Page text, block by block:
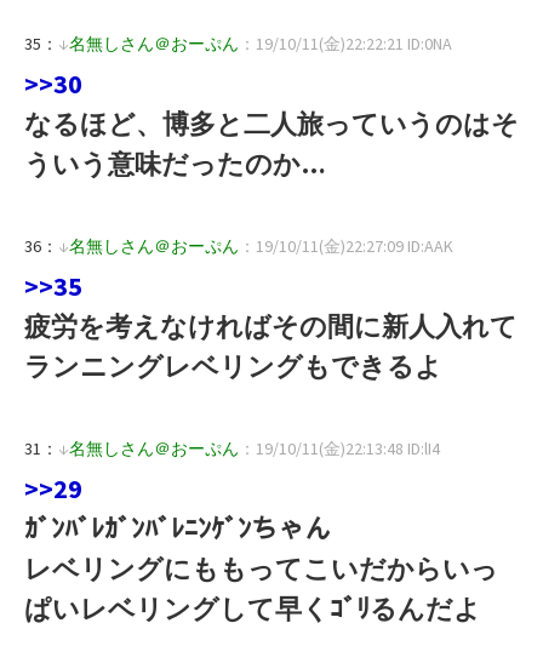
35： ↓名無しさん＠おーぷん ：19/10/11(金)22:22:21 ID:0NA
>>30
なるほど、博多と二人旅っていうのはそ
ういう意味だったのか…
36： ↓名無しさん＠おーぷん ：19/10/11(金)22:27:09 ID:AAK
>>35
疲労を考えなければその間に新人入れて
ランニングレベリングもできるよ
31： ↓名無しさん＠おーぷん ：19/10/11(金)22:13:48 ID:lI4
>>29
ｶﾞﾝﾊﾞﾚｶﾞﾝﾊﾞﾚﾆﾝｹﾞﾝちゃん
レベリングにももってこいだからいっ
ぱいレベリングして早くｺﾞﾘるんだよ